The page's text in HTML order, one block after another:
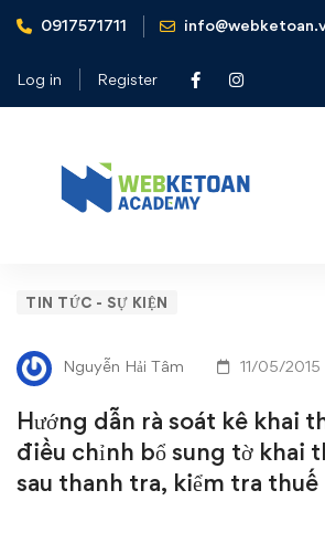
0917571711
Log in Register
Home
Tin tức - Sự kiện
sung tờ khai thuế trước và sau thanh tra,
Hướng
dẫn
rà
soát
kê
TIN TỨC - SỰ KIỆN
Nguyễn Hải Tâm 11/05/2015
Hướng dẫn rà soát kê khai
điều chỉnh bổ sung tờ khai
sau thanh tra, kiểm tra thuế